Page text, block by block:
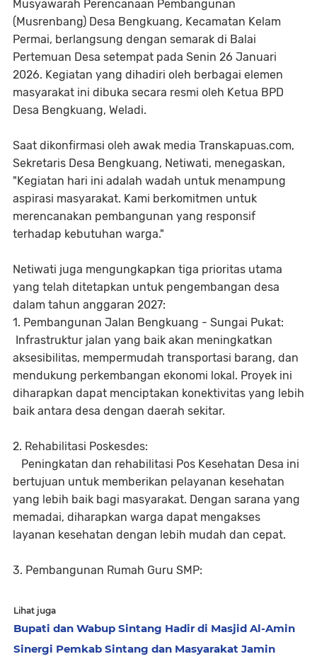
Musyawarah Perencanaan Pembangunan
(Musrenbang) Desa Bengkuang, Kecamatan Kelam
Permai, berlangsung dengan semarak di Balai
Pertemuan Desa setempat pada Senin 26 Januari
2026. Kegiatan yang dihadiri oleh berbagai elemen
masyarakat ini dibuka secara resmi oleh Ketua BPD
Desa Bengkuang, Weladi.
Saat dikonfirmasi oleh awak media Transkapuas.com,
Sekretaris Desa Bengkuang, Netiwati, menegaskan,
"Kegiatan hari ini adalah wadah untuk menampung
aspirasi masyarakat. Kami berkomitmen untuk
merencanakan pembangunan yang responsif
terhadap kebutuhan warga."
Netiwati juga mengungkapkan tiga prioritas utama
yang telah ditetapkan untuk pengembangan desa
dalam tahun anggaran 2027:
1. Pembangunan Jalan Bengkuang - Sungai Pukat:
Infrastruktur jalan yang baik akan meningkatkan
aksesibilitas, mempermudah transportasi barang, dan
mendukung perkembangan ekonomi lokal. Proyek ini
diharapkan dapat menciptakan konektivitas yang lebih
baik antara desa dengan daerah sekitar.
2. Rehabilitasi Poskesdes:
Peningkatan dan rehabilitasi Pos Kesehatan Desa ini
bertujuan untuk memberikan pelayanan kesehatan
yang lebih baik bagi masyarakat. Dengan sarana yang
memadai, diharapkan warga dapat mengakses
layanan kesehatan dengan lebih mudah dan cepat.
3. Pembangunan Rumah Guru SMP:
Lihat juga
Bupati dan Wabup Sintang Hadir di Masjid Al-Amin
Sinergi Pemkab Sintang dan Masyarakat Jamin